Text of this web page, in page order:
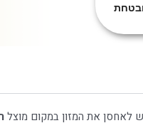
לאחסן את המזון במקום מוצל